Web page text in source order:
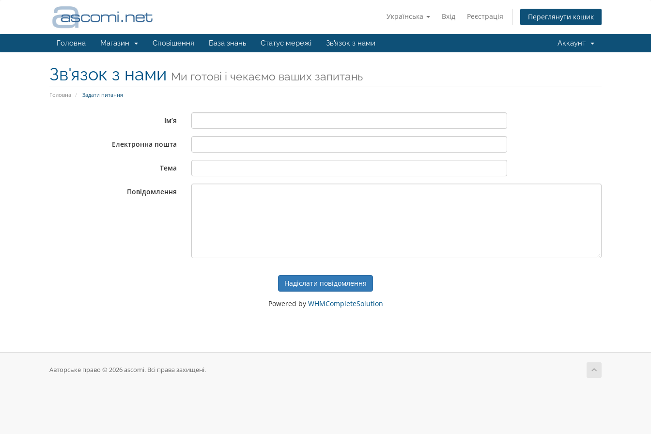
Українська Вхід Реєстрація Переглянути кошик
Головна Магазин Сповіщення База знань Статус мережі Зв'язок з нами Аккаунт
Зв'язок з нами Ми готові і чекаємо ваших запитань
Головна Задати питання
Ім’я
Електронна пошта
Тема
Повідомлення
Надіслати повідомлення
Powered by WHMCompleteSolution
Авторське право © 2026 ascomi. Всі права захищені.